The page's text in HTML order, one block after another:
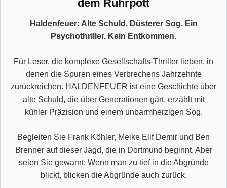
dem Ruhrpott
Haldenfeuer: Alte Schuld. Düsterer Sog. Ein
Psychothriller. Kein Entkommen.
Für Leser, die komplexe Gesellschafts-Thriller lieben, in
denen die Spuren eines Verbrechens Jahrzehnte
zurückreichen. HALDENFEUER ist eine Geschichte über
alte Schuld, die über Generationen gärt, erzählt mit
kühler Präzision und einem unbarmherzigen Sog.
Begleiten Sie Frank Köhler, Meike Elif Demir und Ben
Brenner auf dieser Jagd, die in Dortmund beginnt. Aber
seien Sie gewarnt: Wenn man zu tief in die Abgründe
blickt, blicken die Abgründe auch zurück.